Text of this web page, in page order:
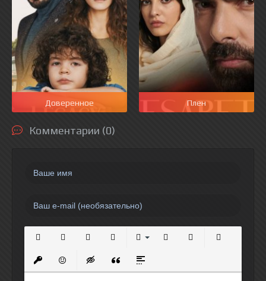
Доверенное Плен
Комментарии (0)
Вставить защищенную ссылку
Вставить смайлик
Вставка скрытого текста
Вставка цитаты
Вставка спойлера